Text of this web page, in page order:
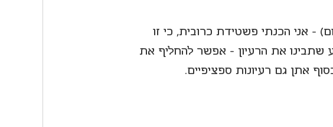
- אני הכנתי פשטידת כרובית, כי זו
שתבינו את הרעיון - אפשר להחליף את
אתן גם רעיונות ספציפיים.